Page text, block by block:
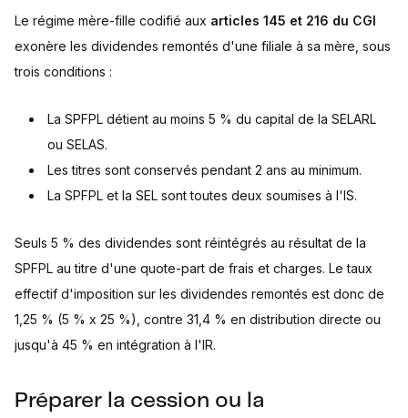
Le régime mère-fille codifié aux articles 145 et 216 du CGI
exonère les dividendes remontés d'une filiale à sa mère, sous
trois conditions :
La SPFPL détient au moins 5 % du capital de la SELARL
ou SELAS.
Les titres sont conservés pendant 2 ans au minimum.
La SPFPL et la SEL sont toutes deux soumises à l'IS.
Seuls 5 % des dividendes sont réintégrés au résultat de la
SPFPL au titre d'une quote-part de frais et charges. Le taux
effectif d'imposition sur les dividendes remontés est donc de
1,25 % (5 % x 25 %), contre 31,4 % en distribution directe ou
jusqu'à 45 % en intégration à l'IR.
Préparer la cession ou la